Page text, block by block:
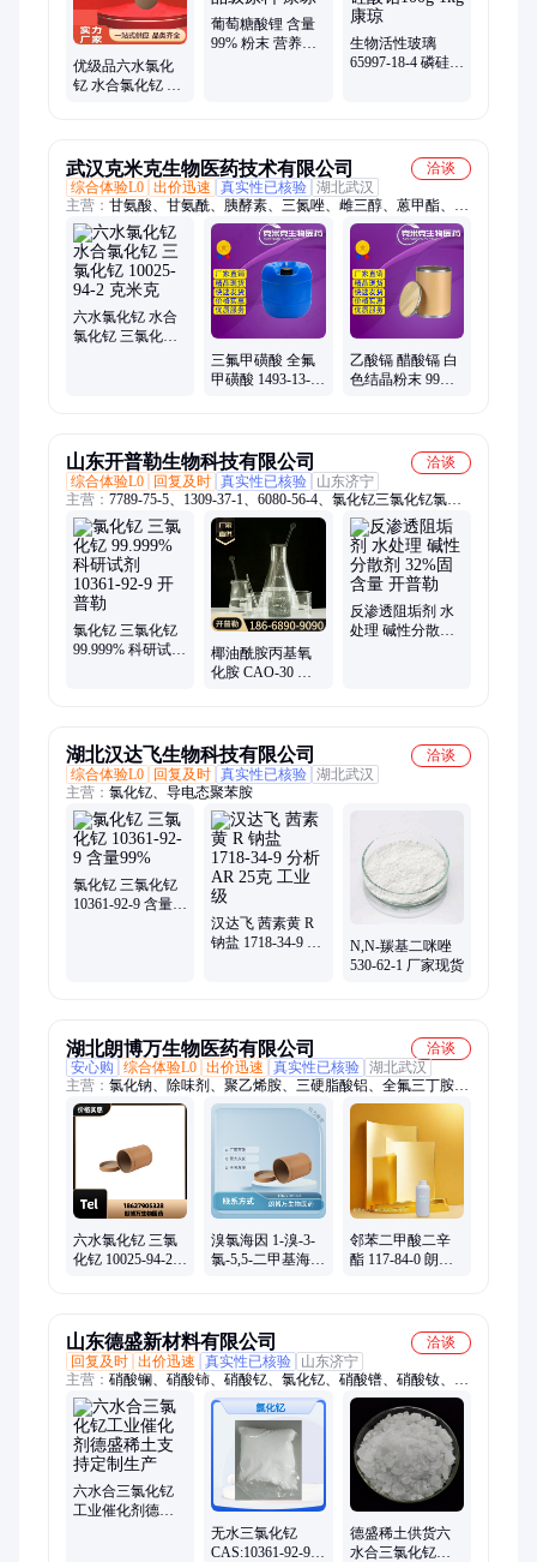
优级品六水氯化
钇 水合氯化钇 三
葡萄糖酸锂 含量
99% 粉末 营养强
生物活性玻璃
65997-18-4 磷硅酸
武汉克米克生物医药技术有限公司
洽谈
综合体验L0 出价迅速 真实性已核验 湖北武汉
主营： 甘氨酸、甘氨酰、胰酵素、三氮唑、雌三醇、蒽甲酯、喹
烯酮、黄蒿油、十五醛、碳酸镧、酰氨酸、芹菜酮、赖氨酸、
980卡波、香气醇、百部酮、海蓝腈、高哌嗪、氯戊烷、苯二
甲、姜黄素、溴氯苯、橙花素、纯吲哚、抗氧剂
六水氯化钇 水合
氯化钇 三氯化钇
三氟甲磺酸 全氟
甲磺酸 1493-13-6
乙酸镉 醋酸镉 白
色结晶粉末 99%
山东开普勒生物科技有限公司
洽谈
综合体验L0
回复及时 真实性已核验
山东济宁
主营： 7789-75-5、1309-37-1、6080-56-4、氯化钇三氯化钇氯化
钇、二甲基、7779-90-0、7758-02-3、9003-01-4、1314-37-0、
1306-38-3、1312-81-8、akd蜡粉、1308-96-9、7783-40-6、磷酸
钾、5524-6-32、防水剂、1314-20-1、1305-78-8、8032-32-4、高
岭土、7783-20-2、木质素、1762-95-4、防腐剂、1314-13-2
氯化钇 三氯化钇
99.999% 科研试剂
椰油酰胺丙基氧
化胺 CAO-30 表
反渗透阻垢剂 水
处理 碱性分散剂
湖北汉达飞生物科技有限公司
洽谈
综合体验L0
回复及时 真实性已核验 湖北武汉
主营： 氯化钇、导电态聚苯胺
氯化钇 三氯化钇
10361-92-9 含量
汉达飞 茜素黄 R
钠盐 1718-34-9 分
N,N-羰基二咪唑
530-62-1 厂家现货
湖北朗博万生物医药有限公司
洽谈
安心购
综合体验L0 出价迅速 真实性已核验 湖北武汉
主营： 氯化钠、除味剂、聚乙烯胺、三硬脂酸铝、全氟三丁胺、
二羟醋酸、肌氨基酸、聚乙烯铵、米诺地尔、醋酸亚铁、一水肌
酸、树苔浸膏、2-丁二醇、纳米勃姆石、花椒油树脂、醋酸氯己
定、糊状叶绿素、无味子醇甲、聚乙烯亚胺、胡椒基丁醚、5-甲
氧基色胺、聚酰亚胺树脂、人造康酿克油、有机硅季铵盐、氯化
十六吡啶
六水氯化钇 三氯
化钇 10025-94-2
溴氯海因 1-溴-3-
氯-5,5-二甲基海因
邻苯二甲酸二辛
酯 117-84-0 朗博
山东德盛新材料有限公司
洽谈
回复及时 出价迅速 真实性已核验
山东济宁
主营： 硝酸镧、硝酸铈、硝酸钇、氯化钇、硝酸镨、硝酸钕、硝
酸锆、硝酸镱、氧化铈、氧化镧、氧化镨、氧化钕、氧化锆、氧
化钇、氧化镱、氯化铈、氯化镧、氯化镱、氯化镨、氯化钕
六水合三氯化钇
工业催化剂德盛
无水三氯化钇
CAS:10361-92-9
德盛稀土供货六
水合三氯化钇高